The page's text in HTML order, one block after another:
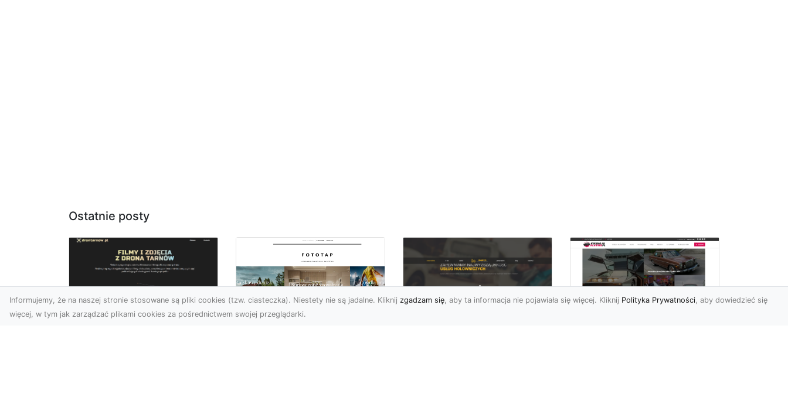
Ostatnie posty
Informujemy, że na naszej stronie stosowane są pliki cookies (tzw. ciasteczka). Niestety nie są jadalne. Kliknij zgadzam się, aby ta informacja nie pojawiała się więcej. Kliknij Polityka Prywatności, aby dowiedzieć się
więcej, w tym jak zarządzać plikami cookies za pośrednictwem swojej przeglądarki.